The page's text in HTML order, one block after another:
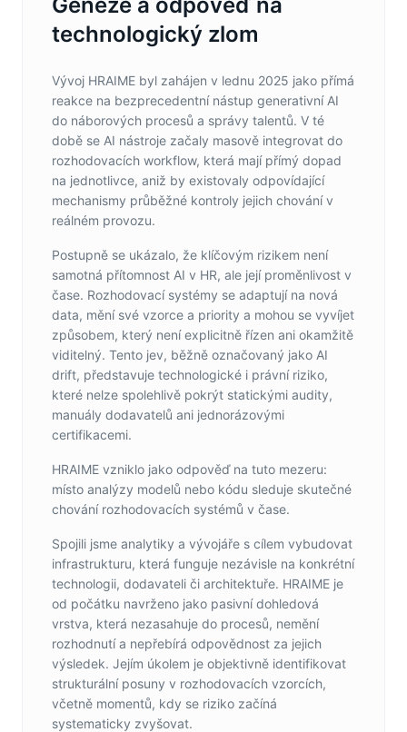
technologický zlom
Vývoj HRAIME byl zahájen v lednu 2025 jako přímá
reakce na bezprecedentní nástup generativní AI
do náborových procesů a správy talentů. V té
době se AI nástroje začaly masově integrovat do
rozhodovacích workflow, která mají přímý dopad
na jednotlivce, aniž by existovaly odpovídající
mechanismy průběžné kontroly jejich chování v
reálném provozu.
Postupně se ukázalo, že klíčovým rizikem není
samotná přítomnost AI v HR, ale její proměnlivost v
čase. Rozhodovací systémy se adaptují na nová
data, mění své vzorce a priority a mohou se vyvíjet
způsobem, který není explicitně řízen ani okamžitě
viditelný. Tento jev, běžně označovaný jako AI
drift, představuje technologické i právní riziko,
které nelze spolehlivě pokrýt statickými audity,
manuály dodavatelů ani jednorázovými
certifikacemi.
HRAIME vzniklo jako odpověď na tuto mezeru:
místo analýzy modelů nebo kódu sleduje skutečné
chování rozhodovacích systémů v čase.
Spojili jsme analytiky a vývojáře s cílem vybudovat
infrastrukturu, která funguje nezávisle na konkrétní
technologii, dodavateli či architektuře. HRAIME je
od počátku navrženo jako pasivní dohledová
vrstva, která nezasahuje do procesů, nemění
rozhodnutí a nepřebírá odpovědnost za jejich
výsledek. Jejím úkolem je objektivně identifikovat
strukturální posuny v rozhodovacích vzorcích,
včetně momentů, kdy se riziko začíná
systematicky zvyšovat.